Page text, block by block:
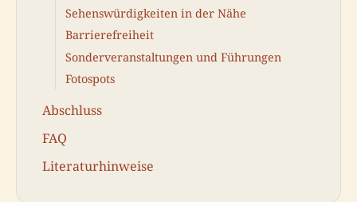
Sehenswürdigkeiten in der Nähe
Barrierefreiheit
Sonderveranstaltungen und Führungen
Fotospots
Abschluss
FAQ
Literaturhinweise